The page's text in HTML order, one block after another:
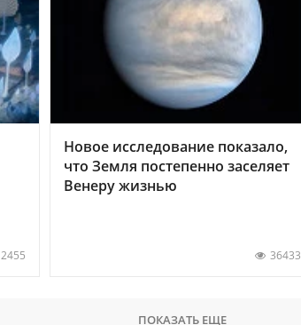
2455
Новое исследование показало,
что Земля постепенно заселяет
Венеру жизнью
36433
ПОКАЗАТЬ ЕЩЕ